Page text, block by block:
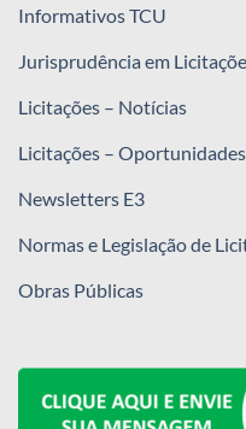
Informativos TCU
Jurisprudência em
Licitações – Notícias
Licitações – Oportunidades
Newsletters E3
Normas e Legislação de
Obras Públicas